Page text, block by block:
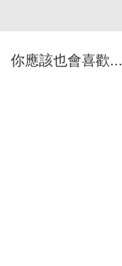
你應該也會喜歡...